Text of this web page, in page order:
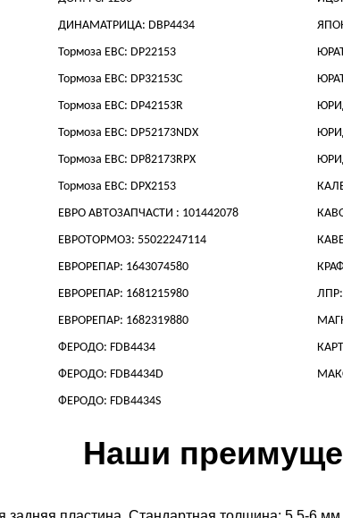
ДИНАМАТРИЦА: DBP4434
Тормоза EBC: DP22153
Тормоза EBC: DP32153C
Тормоза EBC: DP42153R
Тормоза EBC: DP52173NDX
Тормоза EBC: DP82173RPX
Тормоза EBC: DPX2153
ЕВРО АВТОЗАПЧАСТИ : 101442078
ЕВРОТОРМОЗ: 55022247114
ЕВРОРЕПАР: 1643074580
ЕВРОРЕПАР: 1681215980
ЕВРОРЕПАР: 1682319880
ФЕРОДО: FDB4434
ФЕРОДО: FDB4434D
ФЕРОДО: FDB4434S
ЛПР:
Наши